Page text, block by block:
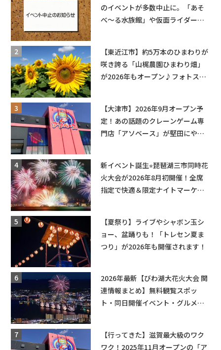
のイベントが多数中止に。「あそ
べ〜る水族館」や仮面ライダーシ
【東近江市】約5万本のひまわりが
咲き誇る「山梶農園ひまわり畑」
が2026年もオープン♪フォトスポ
【大津市】2026年9月オープン予
定！あの話題のクレーンゲーム専
門店「アソベース」が堅田にやっ
新イベント誕生⭐︎琵琶湖三市同時花
火大会が2026年8月初開催！全席
指定で快適＆限定ナイトマーケッ
【夏祭り】ライブやシャボン玉シ
ョー、盆踊りも！「トレセン夏ま
つり」が2026年も開催されます！
2026年最新【びわ湖大花火大会 関
連情報まとめ】無料観覧スポッ
ト・同日開催イベント・グルメマ
【行ってきた】滋賀最大級のワク
ワク！2025年11月オープンの「ア